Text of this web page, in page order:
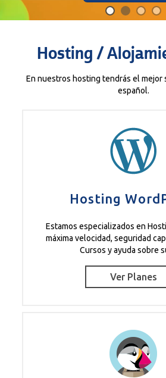
Hosting /
En nuestros hosting tendrás el mejor
español.
Hosting
Estamos especializados en
máxima velocidad, seguridad
Cursos y ayuda sobre
Ver Planes